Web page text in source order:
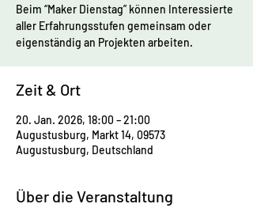
Beim “Maker Dienstag” können Interessierte
aller Erfahrungsstufen gemeinsam oder
eigenständig an Projekten arbeiten.
Zeit & Ort
20. Jan. 2026, 18:00 – 21:00
Augustusburg, Markt 14, 09573
Augustusburg, Deutschland
Über die Veranstaltung